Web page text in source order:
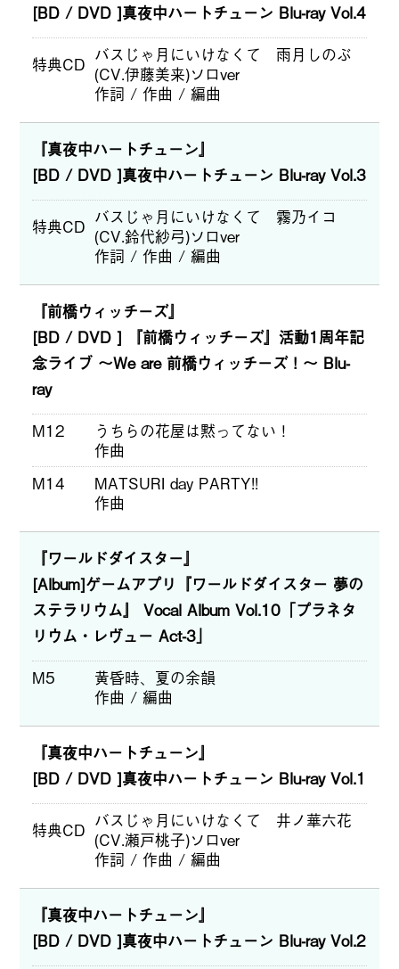
[BD / DVD ]真夜中ハートチューン Blu-ray Vol.4
特典CD バスじゃ月にいけなくて 雨月しのぶ
(CV.伊藤美来)ソロver
作詞 / 作曲 / 編曲
『真夜中ハートチューン』
[BD / DVD ]真夜中ハートチューン Blu-ray Vol.3
特典CD バスじゃ月にいけなくて 霧乃イコ
(CV.鈴代紗弓)ソロver
作詞 / 作曲 / 編曲
『前橋ウィッチーズ』
[BD / DVD ] 『前橋ウィッチーズ』活動1周年記
念ライブ ～We are 前橋ウィッチーズ！～ Blu-
ray
M12
うちらの花屋は黙ってない！
作曲
M14
MATSURI day PARTY!!
作曲
『ワールドダイスター』
[Album]ゲームアプリ『ワールドダイスター 夢の
ステラリウム』 Vocal Album Vol.10「プラネタ
リウム・レヴュー Act-3」
M5
黄昏時、夏の余韻
作曲 / 編曲
『真夜中ハートチューン』
[BD / DVD ]真夜中ハートチューン Blu-ray Vol.1
特典CD バスじゃ月にいけなくて 井ノ華六花
(CV.瀬戸桃子)ソロver
作詞 / 作曲 / 編曲
『真夜中ハートチューン』
[BD / DVD ]真夜中ハートチューン Blu-ray Vol.2